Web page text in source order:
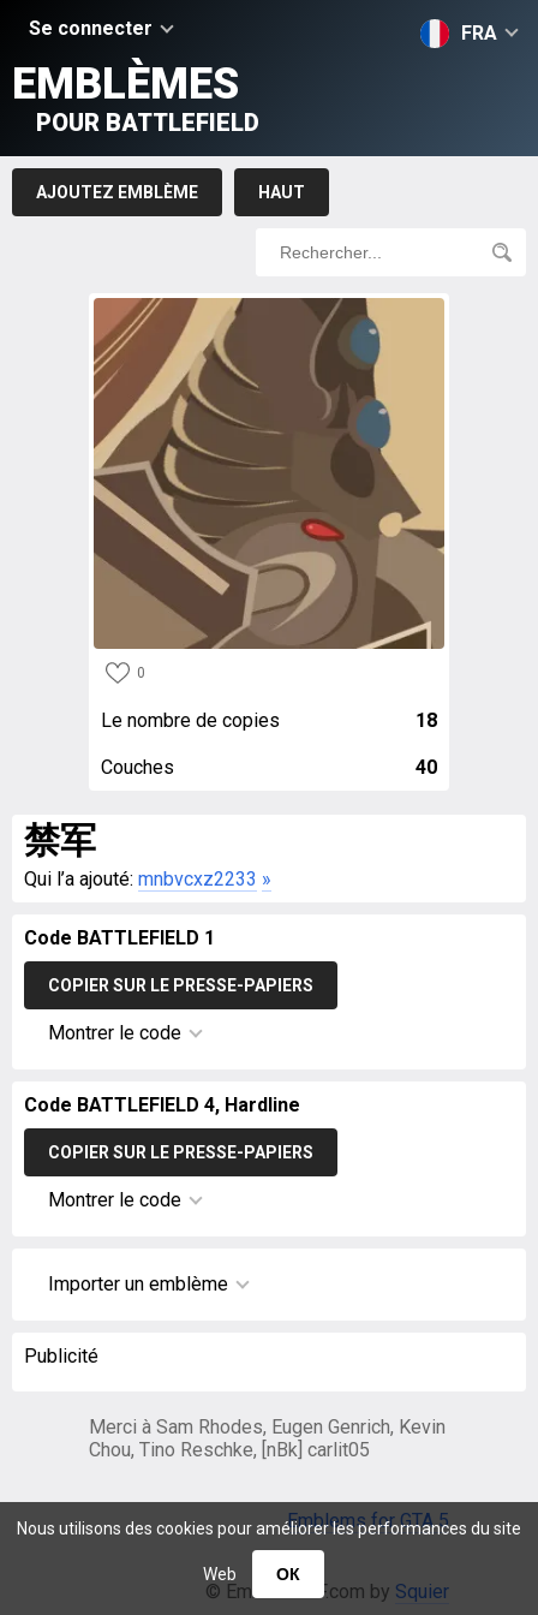
Nous utilisons des cookies pour améliorer les performances du site
Web ОК
Se connecter FRA
EMBLÈMES
POUR BATTLEFIELD
AJOUTEZ EMBLÈME HAUT
0
Le nombre de copies 18
Couches 40
禁军
Qui l’a ajouté: mnbvcxz2233 »
Code BATTLEFIELD 1
COPIER SUR LE PRESSE-PAPIERS
Montrer le code
Code BATTLEFIELD 4, Hardline
COPIER SUR LE PRESSE-PAPIERS
Montrer le code
Importer un emblème
Publicité
Merci à Sam Rhodes, Eugen Genrich, Kevin
Chou, Tino Reschke, [nBk] carlit05
Emblems for GTA 5
© EmblemsBF.com by Squier